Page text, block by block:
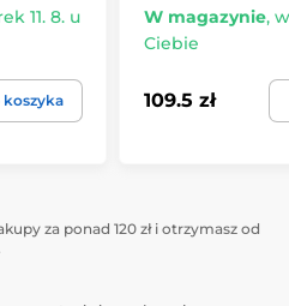
11. 8. u
koszyka
W magazynie,
Ciebie
109.5 zł
za ponad 120 zł i otrzymasz od